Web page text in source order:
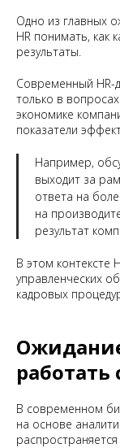
Одно из главных
HR понимать, как
результаты.
Современный HR-
только в
экономике
показатели
Например,
выходит за
ответа на
на
результат
В этом контексте
управленческих
кадровых
В современном
на основе